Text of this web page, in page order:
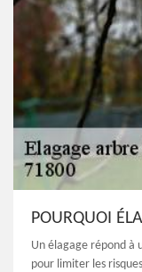
POURQUOI
Un élagage répond
pour limiter les